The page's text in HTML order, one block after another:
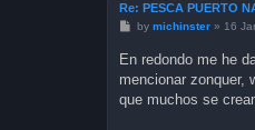
Re: PESCA PUERTO
P
t
by michinster» 16
En redondo me he
mencionar zonquer,
que muchos se